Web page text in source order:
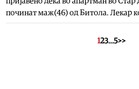
починат маж(46) од Битола. Лекар
123…5>>